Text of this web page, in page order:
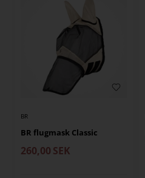
BR
BR flugmask Classic
260,00 SEK